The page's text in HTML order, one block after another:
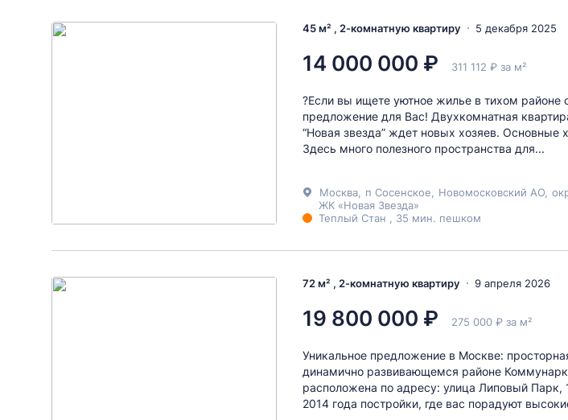
45 м² , 2-комнатную квартиру 5 декабря 2025
14 000 000 ₽ 311 112 ₽ за м²
?️Если вы ищете уютное жилье в тихом районе
предложение для Вас! Двухкомнатная
“Новая звезда” ждет новых хозяев. Основные
Здесь много полезного пространства для...
Москва п Сосенское Новомосковский АО
ЖК «Новая Звезда»
Теплый Стан , 35 мин. пешком
72 м² , 2-комнатную квартиру 9 апреля 2026
19 800 000 ₽ 275 000 ₽ за м²
Уникальное предложение в Москве:
динамично развивающемся районе
расположена по адресу: улица Липовый
2014 года постройки, где вас порадуют